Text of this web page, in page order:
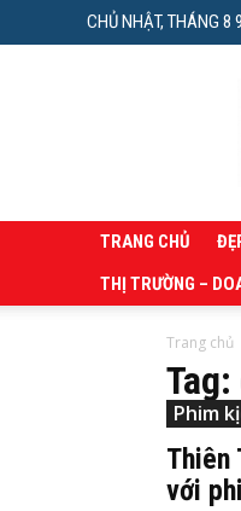
CHỦ NHẬT, THÁNG 8
TRANG CHỦ
THỊ TRƯỜNG –
Trang chủ
Phim
Thiên
với